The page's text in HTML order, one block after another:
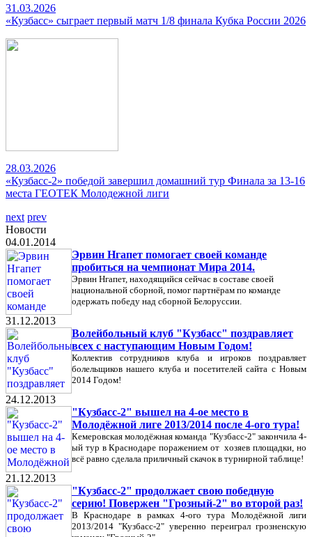
31.03.2026
«Кузбасс» сыграет первый матч 1/8 финала Кубка России 2026
28.03.2026
«Кузбасс-2» победой завершил домашний тур Финала за 13-16
места ГЕОТЕК Молодежной лиги
next prev
Новости
04.01.2014
Эрвин Нгапет помогает своей команде
пробиться на чемпионат Мира 2014.
Эрвин Нгапет, находящийся сейчас в составе своей
национальной сборной, помог партнёрам по команде
одержать победу над сборной Белоруссии.
31.12.2013
Волейбольный клуб "Кузбасс" поздравляет
всех с наступающим Новым Годом!
Коллектив сотрудников клуба и игроков поздравляет
болельщиков нашего клуба и посетителей сайта с Новым
2014 Годом!
24.12.2013
"Кузбасс-2" вышел на 4-ое место в
Молодёжной лиге 2013/2014 после 4-ого тура!
Кемеровская молодёжная команда "Кузбасс-2" закончила 4-
ый тур в Краснодаре поражением от хозяев площадки, но
всё равно сделала приличный скачок в турнирной таблице!
21.12.2013
"Кузбасс-2" продолжает свою победную
серию! Повержен "Грозный-2" во второй раз!
В Краснодаре в рамках 4-ого тура Молодёжной лиги
2013/2014 "Кузбасс-2" уверенно переиграл грозненскую